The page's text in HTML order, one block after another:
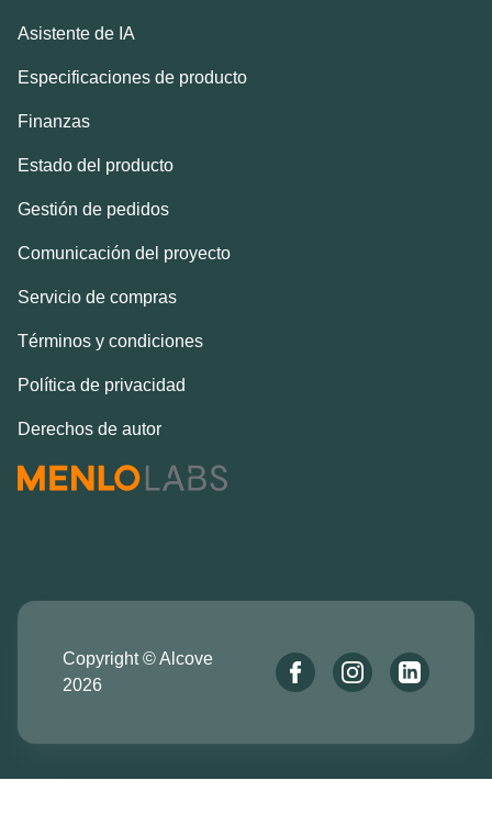
Asistente de IA
Especificaciones de producto
Finanzas
Estado del producto
Gestión de pedidos
Comunicación del proyecto
Servicio de compras
Términos y condiciones
Política de privacidad
Derechos de autor
Copyright © Alcove
2026